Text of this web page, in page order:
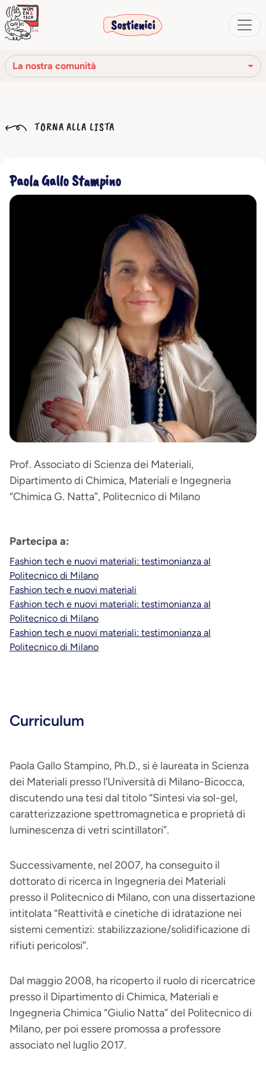
Sostienici
La nostra comunità
La nostra storia
Codice Etico
Il nostro network
La nostra comunità
TORNA ALLA LISTA
Paola Gallo Stampino
Prof. Associato di Scienza dei Materiali,
Dipartimento di Chimica, Materiali e Ingegneria
“Chimica G. Natta”, Politecnico di Milano
Partecipa a:
Fashion tech e nuovi materiali: testimonianza al
Politecnico di Milano
Fashion tech e nuovi materiali
Fashion tech e nuovi materiali: testimonianza al
Politecnico di Milano
Fashion tech e nuovi materiali: testimonianza al
Politecnico di Milano
Curriculum
Paola Gallo Stampino, Ph.D., si è laureata in Scienza
dei Materiali presso l’Università di Milano-Bicocca,
discutendo una tesi dal titolo “Sintesi via sol-gel,
caratterizzazione spettromagnetica e proprietà di
luminescenza di vetri scintillatori”.
Successivamente, nel 2007, ha conseguito il
dottorato di ricerca in Ingegneria dei Materiali
presso il Politecnico di Milano, con una dissertazione
intitolata “Reattività e cinetiche di idratazione nei
sistemi cementizi: stabilizzazione/solidificazione di
rifiuti pericolosi”.
Dal maggio 2008, ha ricoperto il ruolo di ricercatrice
presso il Dipartimento di Chimica, Materiali e
Ingegneria Chimica “Giulio Natta” del Politecnico di
Milano, per poi essere promossa a professore
associato nel luglio 2017.